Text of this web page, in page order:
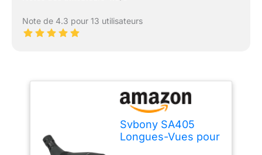
Note de 4.3 pour 13 utilisateurs
Svbony SA405
Longues-Vues pour